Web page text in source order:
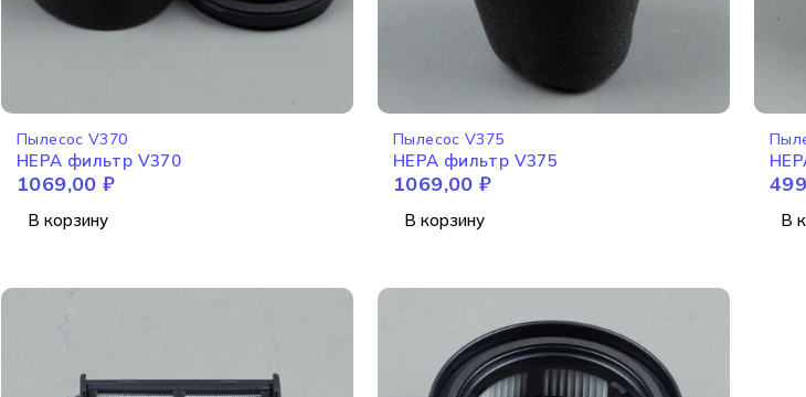
Пылесос V370
HEPA фильтр V370
1069,00 ₽
В корзину
Пылесос V375
HEPA фильтр V375
1069,00 ₽
В корзину В